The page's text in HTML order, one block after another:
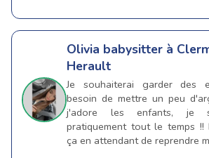
Olivia babysitter à
Herault
Je souhaiterai garder des
besoin de mettre un peu
j'adore les enfants, je
pratiquement tout le temps !!
ça en attendant de reprendre